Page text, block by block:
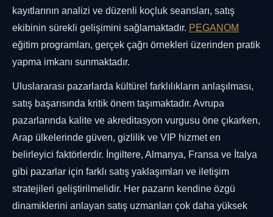
kayıtlarının analizi ve düzenli koçluk seansları, satış
ekibinin sürekli gelişimini sağlamaktadır. PEGANOM
eğitim programları, gerçek çağrı örnekleri üzerinden pratik
yapma imkanı sunmaktadır.
Uluslararası pazarlarda kültürel farklılıkların anlaşılması,
satış başarısında kritik önem taşımaktadır. Avrupa
pazarlarında kalite ve akreditasyon vurgusu öne çıkarken,
Arap ülkelerinde güven, gizlilik ve VIP hizmet en
belirleyici faktörlerdir. İngiltere, Almanya, Fransa ve İtalya
gibi pazarlar için farklı satış yaklaşımları ve iletişim
stratejileri geliştirilmelidir. Her pazarın kendine özgü
dinamiklerini anlayan satış uzmanları çok daha yüksek